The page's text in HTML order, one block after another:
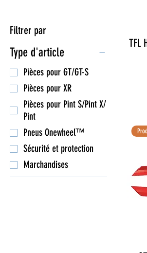
Filtrer par
Type d'article
Pièces pour GT/GT-S
Pièces pour XR
Pièces pour Pint S/Pint X/
Pint
Pneus Onewheel™
Sécurité et protection
Marchandises
TFL